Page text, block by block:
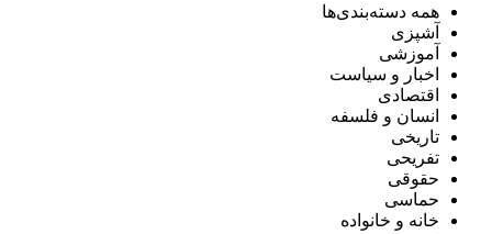
همه دسته‌بندی‌ها
آشپزی
آموزشی
اخبار و سیاست
اقتصادی
انسان و فلسفه
تاریخی
تفریحی
حقوقی
حماسی
خانه و خانواده